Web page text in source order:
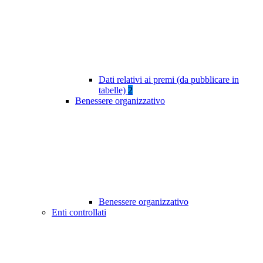
Dati relativi ai premi (da pubblicare in
tabelle) 2
Benessere organizzativo
Benessere organizzativo
Enti controllati